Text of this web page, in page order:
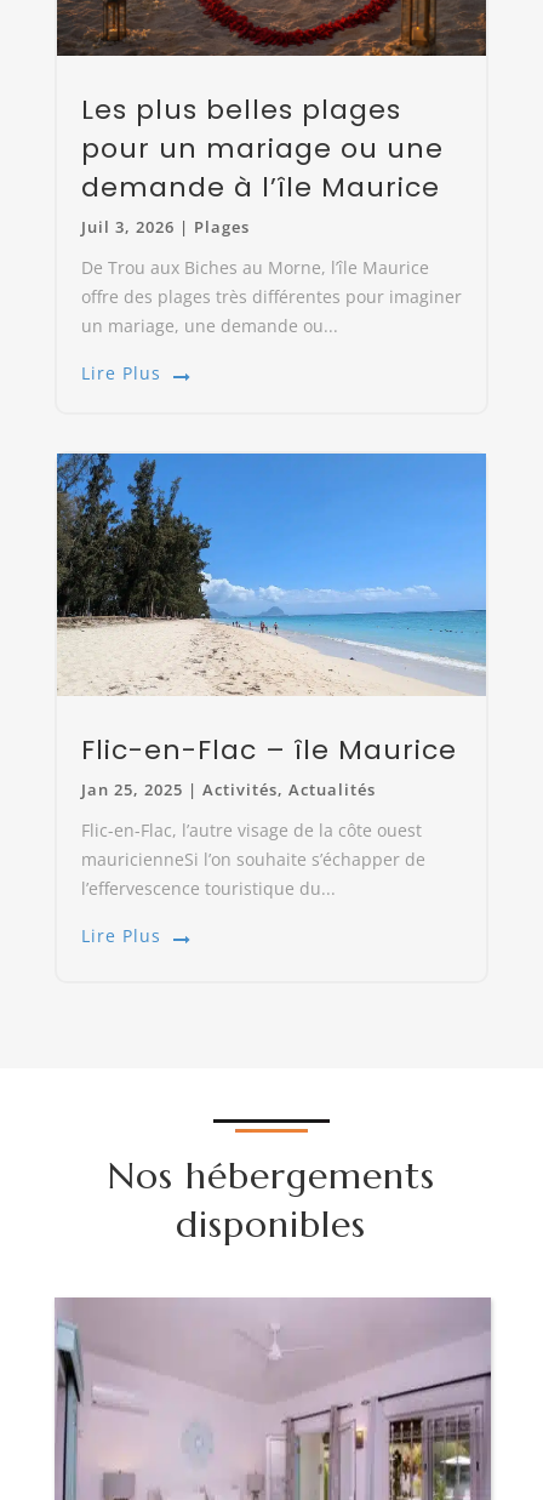
Les plus belles plages
pour un mariage ou une
demande à l’île Maurice
Juil 3, 2026 | Plages
De Trou aux Biches au Morne, l’île Maurice
offre des plages très différentes pour imaginer
un mariage, une demande ou...
Lire Plus
Flic-en-Flac – île Maurice
Jan 25, 2025 | Activités, Actualités
Flic-en-Flac, l’autre visage de la côte ouest
mauricienneSi l’on souhaite s’échapper de
l’effervescence touristique du...
Lire Plus
Nos hébergements
disponibles